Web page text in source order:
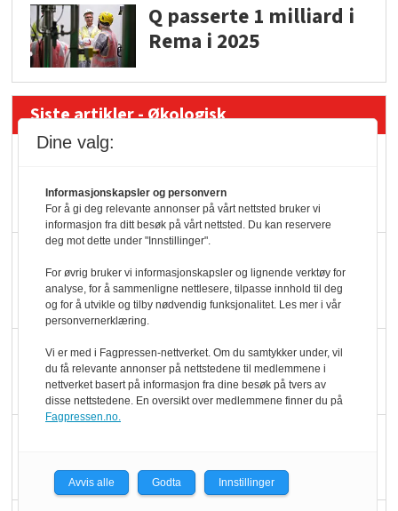
Q passerte 1 milliard i
Rema i 2025
Siste artikler - Økologisk
yoghurt: Trues av
melkemangel
Økologisk Norge sin
hederspris
Blir enklere å velge
økologisk i butikkhylla
med å få tak i nok melk
Dine valg:
Informasjonskapsler og personvern
For å gi deg relevante annonser på vårt nettsted bruker vi
informasjon fra ditt besøk på vårt nettsted. Du kan reservere
deg mot dette under "Innstillinger".
For øvrig bruker vi informasjonskapsler og lignende verktøy for
analyse, for å sammenligne nettlesere, tilpasse innhold til deg
og for å utvikle og tilby nødvendig funksjonalitet. Les mer i vår
personvernerklæring.
Vi er med i Fagpressen-nettverket. Om du samtykker under, vil
du få relevante annonser på nettstedene til medlemmene i
nettverket basert på informasjon fra dine besøk på tvers av
disse nettstedene. En oversikt over medlemmene finner du på
Fagpressen.no.
Avvis alle Godta Innstillinger